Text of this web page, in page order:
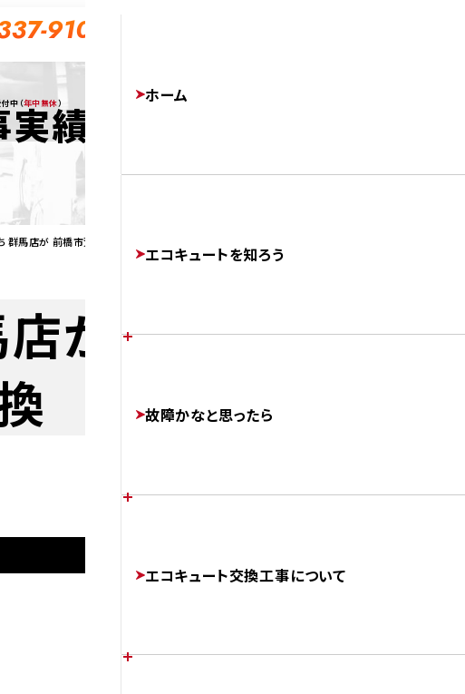
910
中（年中無休） ホーム
エコキュートを知ろう
CHOOSE
故障かなと思ったら
エコキュート交換工事について
実績
群馬店が 前橋市荒口町で エコキュートを交換
が 前橋市荒口町